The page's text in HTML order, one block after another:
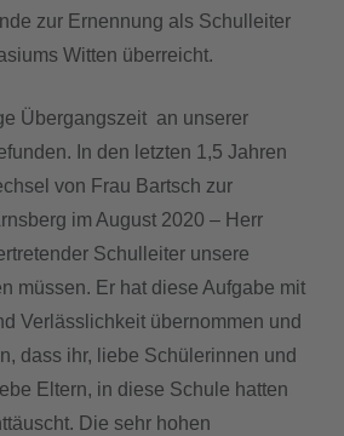
zur Ernennung als Schulleiter
Witten überreicht.
Übergangszeit an unserer
In den letzten 1,5 Jahren
von Frau Bartsch zur
im August 2020 – Herr
Schulleiter unsere
müssen. Er hat diese Aufgabe mit
Verlässlichkeit übernommen und
dass ihr, liebe Schülerinnen und
Eltern, in diese Schule hatten
Die sehr hohen